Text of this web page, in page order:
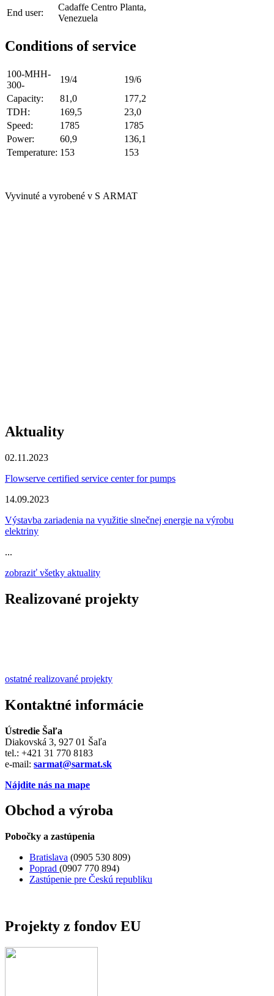
End user:
Cadaffe Centro Planta,
Venezuela
Conditions of service
100-MHH-
300-
19/4
19/6
Capacity:
81,0
177,2
TDH:
169,5
23,0
Speed:
1785
1785
Power:
60,9
136,1
Temperature: 153 153
Vyvinuté a vyrobené v S ARMAT
Aktuality
02.11.2023
Flowserve certified service center for pumps
14.09.2023
Výstavba zariadenia na využitie slnečnej energie na výrobu
elektriny
...
zobraziť všetky aktuality
Realizované projekty
ostatné realizované projekty
Kontaktné informácie
Ústredie Šaľa
Diakovská 3, 927 01 Šaľa
tel.: +421 31 770 8183
e-mail: sarmat@sarmat.sk
Nájdite nás na mape
Obchod a výroba
Pobočky a zastúpenia
Bratislava (0905 530 809)
Poprad (0907 770 894)
Zastúpenie pre Českú republiku
Projekty z fondov EU